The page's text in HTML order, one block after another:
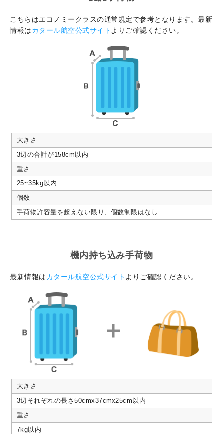
こちらはエコノミークラスの通常規定で参考となります。最新
情報はカタール航空公式サイト よりご確認ください。
大きさ
3辺の合計が158cm以内
重さ
25~35kg以内
個数
手荷物許容量を超えない限り、個数制限はなし
機内持ち込み手荷物
最新情報はカタール航空公式サイト よりご確認ください。
大きさ
3辺それぞれの長さ50cmx37cmx25cm以内
重さ
7kg以内